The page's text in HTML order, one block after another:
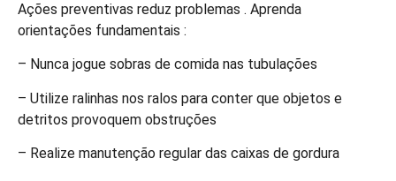
Ações preventivas reduz problemas . Aprenda
orientações fundamentais :
– Nunca jogue sobras de comida nas tubulações
– Utilize ralinhas nos ralos para conter que objetos e
detritos provoquem obstruções
– Realize manutenção regular das caixas de gordura